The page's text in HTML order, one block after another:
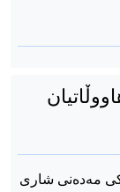
مەدەنی شاری